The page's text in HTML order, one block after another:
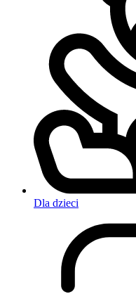
Dla dzieci